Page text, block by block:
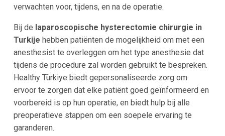
verwachten voor, tijdens, en na de operatie.
Bij de laparoscopische hysterectomie chirurgie in
Turkije hebben patiënten de mogelijkheid om met een
anesthesist te overleggen om het type anesthesie dat
tijdens de procedure zal worden gebruikt te bespreken.
Healthy Türkiye biedt gepersonaliseerde zorg om
ervoor te zorgen dat elke patiënt goed geïnformeerd en
voorbereid is op hun operatie, en biedt hulp bij alle
preoperatieve stappen om een soepele ervaring te
garanderen.